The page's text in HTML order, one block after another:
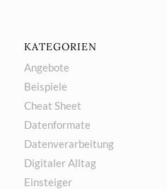
KATEGORIEN
Angebote
Beispiele
Cheat Sheet
Datenformate
Datenverarbeitung
Digitaler Alltag
Einsteiger